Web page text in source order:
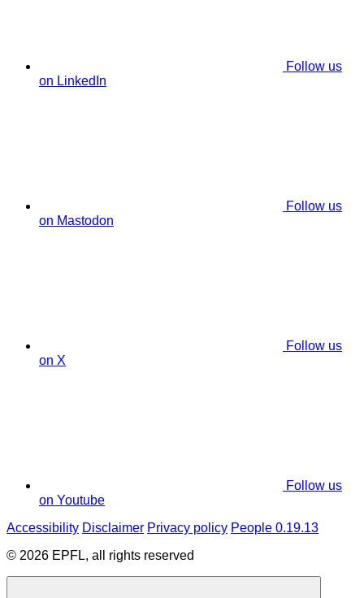
Follow us
on LinkedIn
Follow us
on Mastodon
Follow us
on X
Follow us
on Youtube
Accessibility Disclaimer Privacy policy People 0.19.13
© 2026 EPFL, all rights reserved